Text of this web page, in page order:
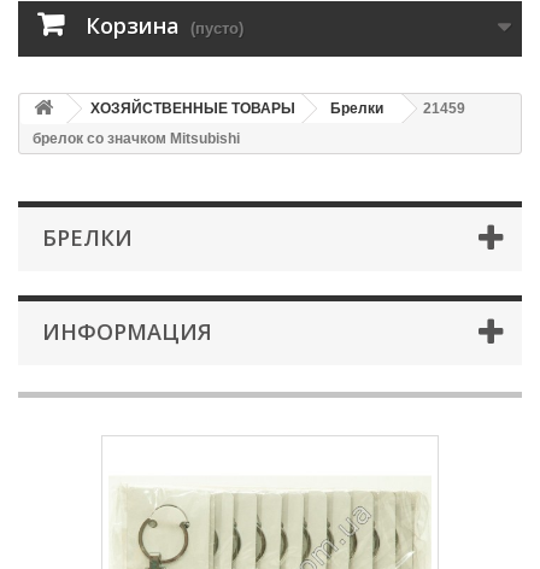
Корзина (пусто)
ХОЗЯЙСТВЕННЫЕ ТОВАРЫ Брелки
21459
брелок со значком Mitsubishi
БРЕЛКИ
ИНФОРМАЦИЯ